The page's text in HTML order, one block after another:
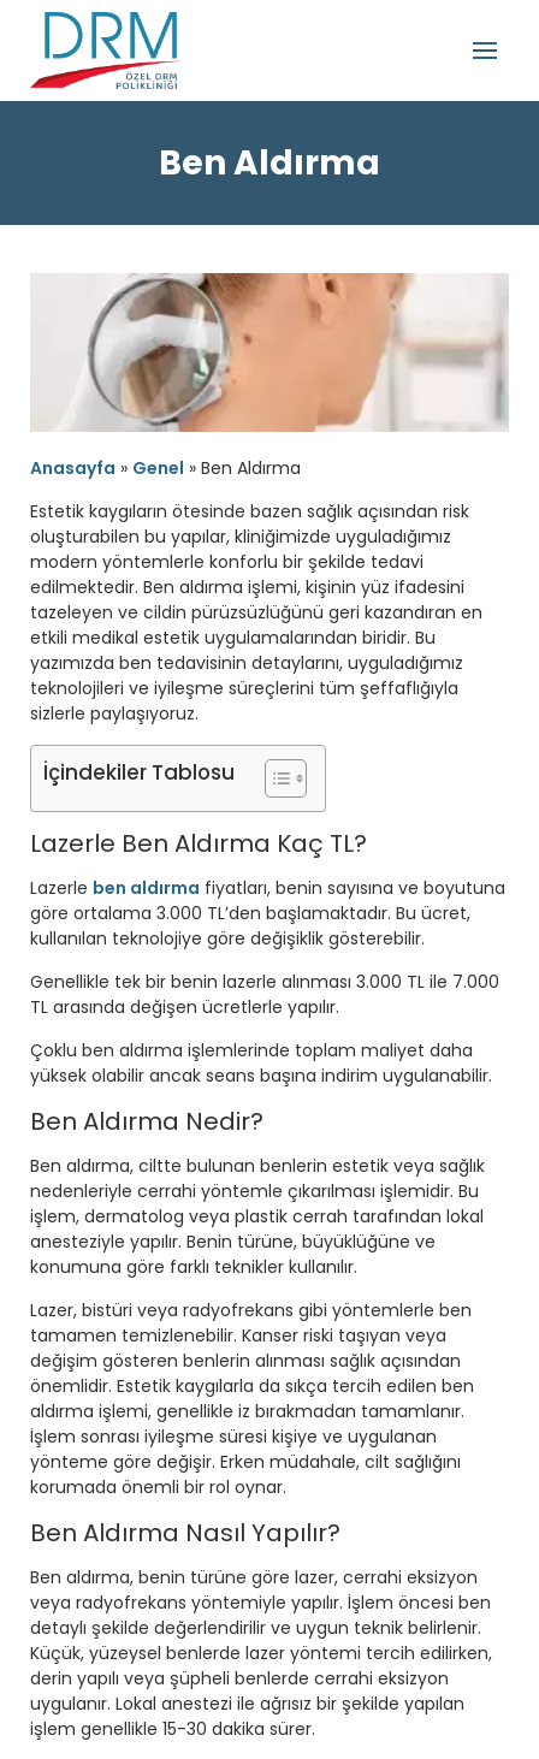
Ben Aldırma
Anasayfa » Genel » Ben Aldırma
Estetik kaygıların ötesinde bazen sağlık açısından risk
oluşturabilen bu yapılar, kliniğimizde uyguladığımız
modern yöntemlerle konforlu bir şekilde tedavi
edilmektedir. Ben aldırma işlemi, kişinin yüz ifadesini
tazeleyen ve cildin pürüzsüzlüğünü geri kazandıran en
etkili medikal estetik uygulamalarından biridir. Bu
yazımızda ben tedavisinin detaylarını, uyguladığımız
teknolojileri ve iyileşme süreçlerini tüm şeffaflığıyla
sizlerle paylaşıyoruz.
İçindekiler Tablosu
Lazerle Ben Aldırma Kaç TL?
Lazerle ben aldırma fiyatları, benin sayısına ve boyutuna
göre ortalama 3.000 TL’den başlamaktadır. Bu ücret,
kullanılan teknolojiye göre değişiklik gösterebilir.
Genellikle tek bir benin lazerle alınması 3.000 TL ile 7.000
TL arasında değişen ücretlerle yapılır.
Çoklu ben aldırma işlemlerinde toplam maliyet daha
yüksek olabilir ancak seans başına indirim uygulanabilir.
Ben Aldırma Nedir?
Ben aldırma, ciltte bulunan benlerin estetik veya sağlık
nedenleriyle cerrahi yöntemle çıkarılması işlemidir. Bu
işlem, dermatolog veya plastik cerrah tarafından lokal
anesteziyle yapılır. Benin türüne, büyüklüğüne ve
konumuna göre farklı teknikler kullanılır.
Lazer, bistüri veya radyofrekans gibi yöntemlerle ben
tamamen temizlenebilir. Kanser riski taşıyan veya
değişim gösteren benlerin alınması sağlık açısından
önemlidir. Estetik kaygılarla da sıkça tercih edilen ben
aldırma işlemi, genellikle iz bırakmadan tamamlanır.
İşlem sonrası iyileşme süresi kişiye ve uygulanan
yönteme göre değişir. Erken müdahale, cilt sağlığını
korumada önemli bir rol oynar.
Ben Aldırma Nasıl Yapılır?
Ben aldırma, benin türüne göre lazer, cerrahi eksizyon
veya radyofrekans yöntemiyle yapılır. İşlem öncesi ben
detaylı şekilde değerlendirilir ve uygun teknik belirlenir.
Küçük, yüzeysel benlerde lazer yöntemi tercih edilirken,
derin yapılı veya şüpheli benlerde cerrahi eksizyon
uygulanır. Lokal anestezi ile ağrısız bir şekilde yapılan
işlem genellikle 15-30 dakika sürer.